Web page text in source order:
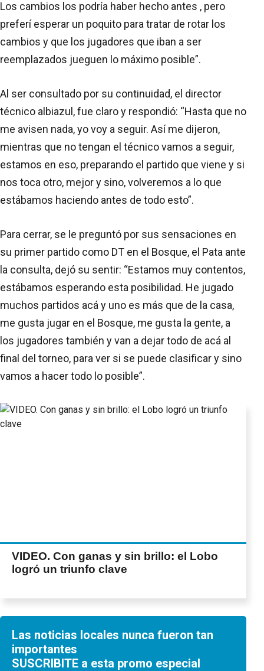
Los cambios los podría haber hecho antes , pero
preferí esperar un poquito para tratar de rotar los
cambios y que los jugadores que iban a ser
reemplazados jueguen lo máximo posible”.
Al ser consultado por su continuidad, el director
técnico albiazul, fue claro y respondió: “Hasta que no
me avisen nada, yo voy a seguir. Así me dijeron,
mientras que no tengan el técnico vamos a seguir,
estamos en eso, preparando el partido que viene y si
nos toca otro, mejor y sino, volveremos a lo que
estábamos haciendo antes de todo esto”.
Para cerrar, se le preguntó por sus sensaciones en
su primer partido como DT en el Bosque, el Pata ante
la consulta, dejó su sentir: “Estamos muy contentos,
estábamos esperando esta posibilidad. He jugado
muchos partidos acá y uno es más que de la casa,
me gusta jugar en el Bosque, me gusta la gente, a
los jugadores también y van a dejar todo de acá al
final del torneo, para ver si se puede clasificar y sino
vamos a hacer todo lo posible”.
VIDEO. Con ganas y sin brillo: el Lobo
logró un triunfo clave
Las noticias locales nunca fueron tan
importantes
SUSCRIBITE a esta promo especial